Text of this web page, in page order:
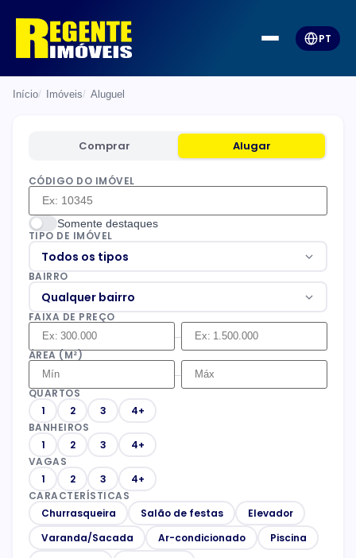
PT
Início Imóveis Aluguel
Comprar Alugar
CÓDIGO DO IMÓVEL
Somente destaques
TIPO DE IMÓVEL
Todos os tipos
BAIRRO
Qualquer bairro
FAIXA DE PREÇO
–
ÁREA (M²)
–
QUARTOS
1
2 3
4+
BANHEIROS
1
2 3
4+
VAGAS
1
2 3
4+
CARACTERÍSTICAS
Churrasqueira
Salão de festas
Elevador
Varanda/Sacada
Ar-condicionado
Piscina